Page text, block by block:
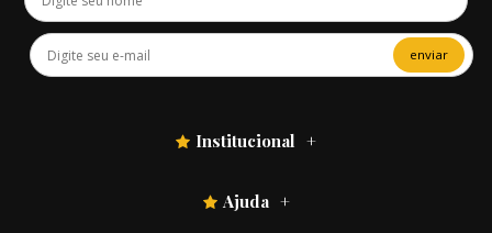
enviar
Institucional
Ajuda